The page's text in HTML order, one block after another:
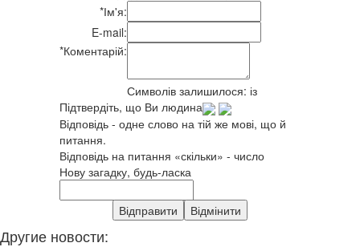
*Ім'я:
E-mail:
*Коментарій:
Символів залишилося: із
Підтвердіть, що Ви людина
Відповідь - одне слово на тій же мові, що й
питання.
Відповідь на питання «скільки» - число
Нову загадку, будь-ласка
Другие новости: